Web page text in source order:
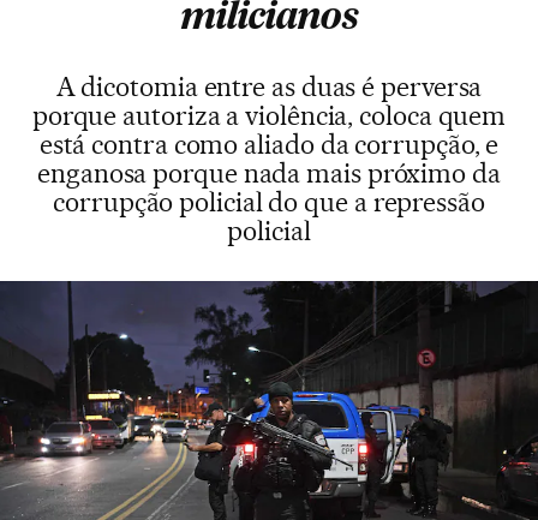
milicianos
A dicotomia entre as duas é perversa
porque autoriza a violência, coloca quem
está contra como aliado da corrupção, e
enganosa porque nada mais próximo da
corrupção policial do que a repressão
policial